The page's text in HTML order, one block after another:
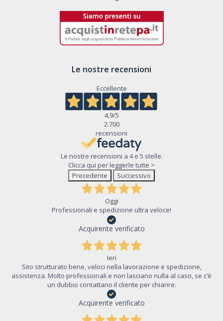
Le nostre recensioni
Eccellente
4,9/5
2.700
recensioni
Le nostre recensioni a 4 e 5 stelle.
Clicca qui per leggerle tutte >
Precedente
Successivo
Oggi
Professionali e spedizione ultra veloce!
Acquirente verificato
Ieri
Sito strutturato bene, veloci nella lavorazione e spedizione,
assistenza. Molto professionali e non lasciano nulla al caso, se c’è
un dubbio contattano il cliente per chiarire.
Acquirente verificato